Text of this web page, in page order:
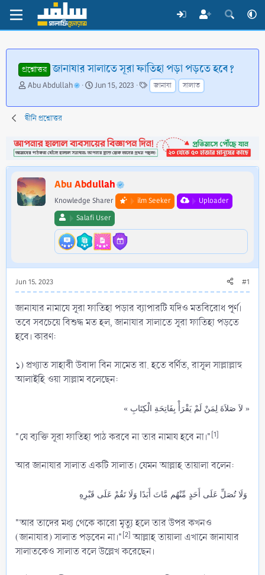
প্রশ্নোত্তর জানাযার সালাতে সূরা ফাতিহা পড়া পড়তে হবে?
T
r
e
d
s
r
t
e
Abu Abdullah
S
a
d
a
Jun 15, 2023
T
a
g
জানাযা সালাত
দ্বীনি প্রশ্নোত্তর
Abu Abdullah
Knowledge Sharer ilm Seeker
Uploader
Salafi User
Jun 15, 2023 #1
জানাযার নামাযে সূরা ফাতিহা পড়ার ব্যাপারটি যদিও মতবিরোধ পূর্ণ।
তবে সবচেয়ে বিশুদ্ধ মত হল, জানাযার সালাতে সূরা ফাতিহা পড়তে
হবে। কারণ:
১) প্রখ্যাত সাহাবী উবাদা বিন সামেত রা. হতে বর্ণিত, রাসূল সাল্লাল্লাহু
আলাইহি ওয়া সাল্লাম বলেছেন:
« لاَ صَلاَةَ لِمَنْ لَمْ يَقْرَأْ بِفَاتِحَةِ الْكِتَابِ »
"যে ব্যক্তি সূরা ফাতিহা পাঠ করবে না তার নামায হবে না।"[1]
আর জানাযার সালাত একটি সালাত। যেমন আল্লাহ তায়ালা বলেন:
"আর তাদের মধ্য থেকে কারো মৃত্যু হলে তার উপর কখনও
(জানাযার) সালাত পড়বেন না।"[2] আল্লাহ তায়ালা এখানে জানাযার
সালাতকেও সালাত বলে উল্লেখ করেছেন।